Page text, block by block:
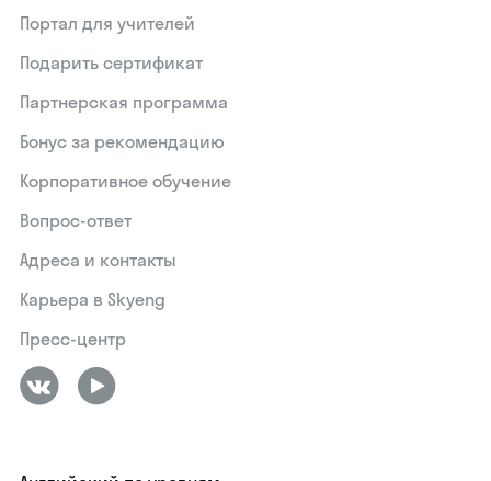
Портал для учителей
Подарить сертификат
Партнерская программа
Бонус за рекомендацию
Корпоративное обучение
Вопрос-ответ
Адреса и контакты
Карьера в Skyeng
Пресс-центр